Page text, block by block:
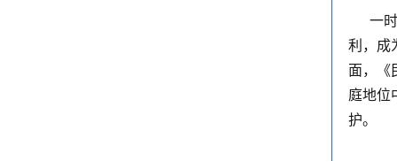
一
利，成
面，《
庭地位
护。